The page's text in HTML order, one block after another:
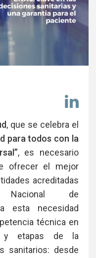
en
, que se celebra el
para todos con la
, es necesario
ofrecer el mejor
acreditadas
de
esta necesidad
técnica en
y etapas de la
sanitarios: desde